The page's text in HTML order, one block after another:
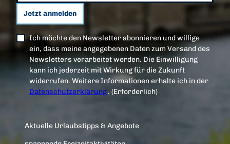
Jetzt anmelden
Ich möchte den Newsletter abonnieren und willige
ein, dass meine angegebenen Daten zum Versand des
Newsletters verarbeitet werden. Die Einwilligung
kann ich jederzeit mit Wirkung für die Zukunft
widerrufen. Weitere Informationen erhalte ich in der
Datenschutzerklärung.(Erforderlich)
Aktuelle Urlaubstipps & Angebote